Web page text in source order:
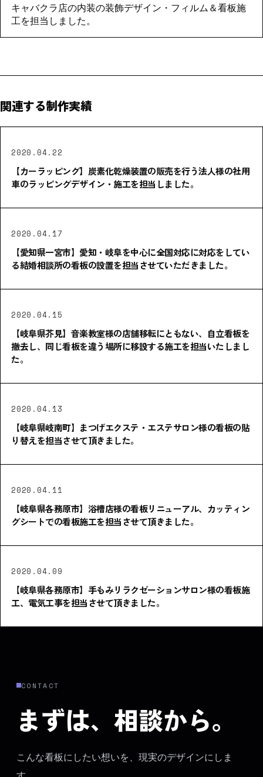
キャバクラ店の内装の装飾デザイン・フィルム＆看板施
工を担当しました。
関連する制作実績
2020.04.22
【カーラッピング】炭素化乾燥装置の販売を行う法人様の社用
車のラッピングデザイン・施工を担当しました。
2020.04.17
【愛知県一宮市】愛知・岐阜を中心に全国対応に対応をしてい
る結婚相談所の看板の設置を担当させていただきました。
2020.04.15
【岐阜県芥見】音楽教室様の店舗移転にともない、自立看板を
撤去し、同じ看板を違う場所に移設する施工を担当いたしまし
た。
2020.04.13
【岐阜県岐南町】まつげエクステ・エステサロン様の看板の貼
り替えを担当させて頂きました。
2020.04.11
【岐阜県各務原市】浴槽店様の看板リニューアル、カッティン
グシートでの看板施工を担当させて頂きました。
2020.04.09
【岐阜県各務原市】手もみリラクゼーションサロン様の看板施
工、電気工事を担当させて頂きました。
CONTACT
まずは、相談から。
こんな看板にしたい想いを、現実のデザインにしま